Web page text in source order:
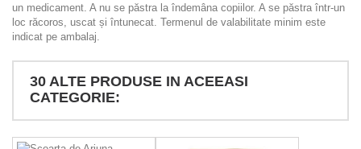
un medicament. A nu se păstra la îndemâna copiilor. A se păstra într-un
loc răcoros, uscat și întunecat. Termenul de valabilitate minim este
indicat pe ambalaj.
30 ALTE PRODUSE IN ACEEASI
CATEGORIE: